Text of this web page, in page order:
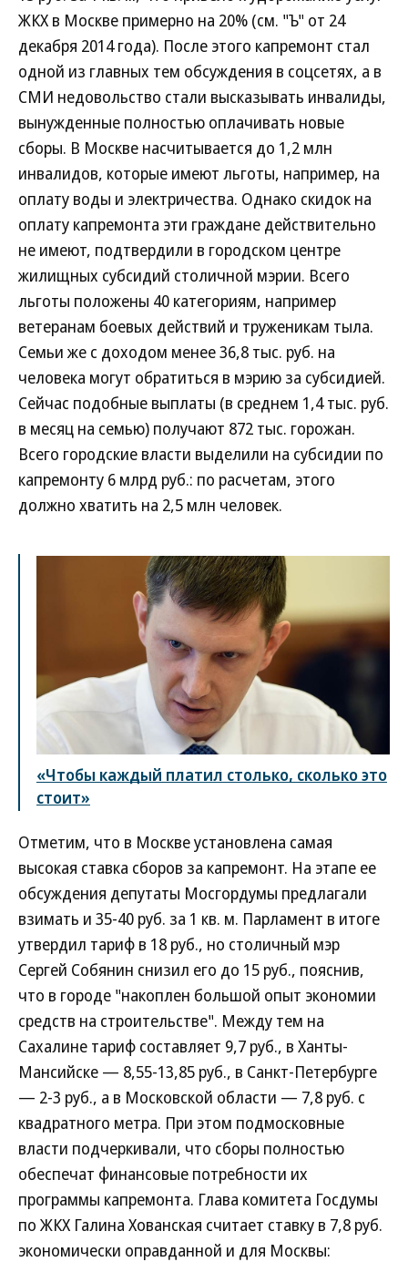
ЖКХ в Москве примерно на 20% (см. "Ъ" от 24
декабря 2014 года). После этого капремонт стал
одной из главных тем обсуждения в соцсетях, а в
СМИ недовольство стали высказывать инвалиды,
вынужденные полностью оплачивать новые
сборы. В Москве насчитывается до 1,2 млн
инвалидов, которые имеют льготы, например, на
оплату воды и электричества. Однако скидок на
оплату капремонта эти граждане действительно
не имеют, подтвердили в городском центре
жилищных субсидий столичной мэрии. Всего
льготы положены 40 категориям, например
ветеранам боевых действий и труженикам тыла.
Семьи же с доходом менее 36,8 тыс. руб. на
человека могут обратиться в мэрию за субсидией.
Сейчас подобные выплаты (в среднем 1,4 тыс. руб.
в месяц на семью) получают 872 тыс. горожан.
Всего городские власти выделили на субсидии по
капремонту 6 млрд руб.: по расчетам, этого
должно хватить на 2,5 млн человек.
«Чтобы каждый платил столько, сколько это
стоит»
Отметим, что в Москве установлена самая
высокая ставка сборов за капремонт. На этапе ее
обсуждения депутаты Мосгордумы предлагали
взимать и 35-40 руб. за 1 кв. м. Парламент в итоге
утвердил тариф в 18 руб., но столичный мэр
Сергей Собянин снизил его до 15 руб., пояснив,
что в городе "накоплен большой опыт экономии
средств на строительстве". Между тем на
Сахалине тариф составляет 9,7 руб., в Ханты-
Мансийске — 8,55-13,85 руб., в Санкт-Петербурге
— 2-3 руб., а в Московской области — 7,8 руб. с
квадратного метра. При этом подмосковные
власти подчеркивали, что сборы полностью
обеспечат финансовые потребности их
программы капремонта. Глава комитета Госдумы
по ЖКХ Галина Хованская считает ставку в 7,8 руб.
экономически оправданной и для Москвы: